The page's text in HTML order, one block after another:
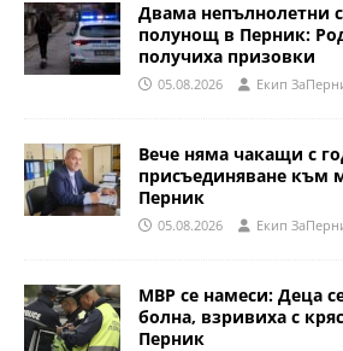
Двама непълнолетни
полунощ в Перник:
получиха призовки
05.08.2026 Eкип
Вече няма чакащи с
присъединяване към
Перник
05.08.2026 Eкип
МВР се намеси: Деца
болна, взривиха с
Перник